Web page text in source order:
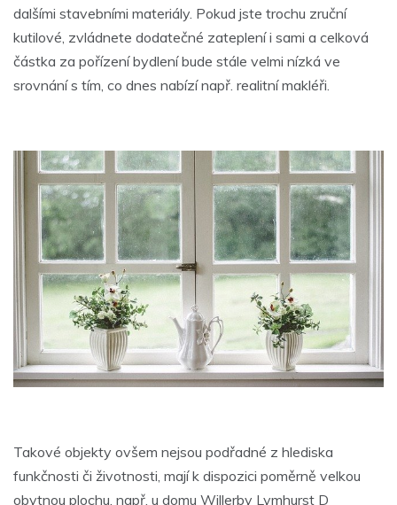
dalšími stavebními materiály. Pokud jste trochu zruční
kutilové, zvládnete dodatečné zateplení i sami a celková
částka za pořízení bydlení bude stále velmi nízká ve
srovnání s tím, co dnes nabízí např. realitní makléři.
Takové objekty ovšem nejsou podřadné z hlediska
funkčnosti či životnosti, mají k dispozici poměrně velkou
obytnou plochu, např. u domu Willerby Lymhurst D